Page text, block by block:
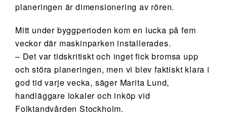
planeringen är dimensionering av rören.
Mitt under byggperioden kom en lucka på fem
veckor där maskinparken installerades.
– Det var tidskritiskt och inget fick bromsa upp
och störa planeringen, men vi blev faktiskt klara i
god tid varje vecka, säger Marita Lund,
handläggare lokaler och inköp vid
Folktandvården Stockholm.